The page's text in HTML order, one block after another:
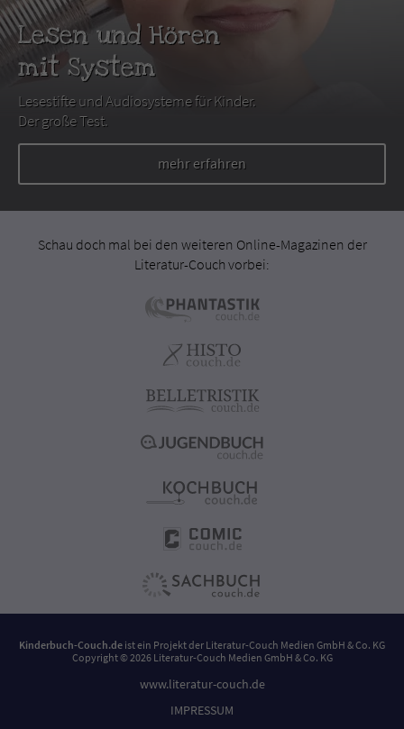
Lesen und Hören
mit System
Lesestifte und Audiosysteme für Kinder.
Der große Test.
mehr erfahren
Schau doch mal bei den weiteren Online-Magazinen der
Literatur-Couch vorbei:
Kinderbuch-Couch.de ist ein Projekt der Literatur-Couch Medien GmbH & Co. KG
Copyright © 2026 Literatur-Couch Medien GmbH & Co. KG
www.literatur-couch.de
IMPRESSUM